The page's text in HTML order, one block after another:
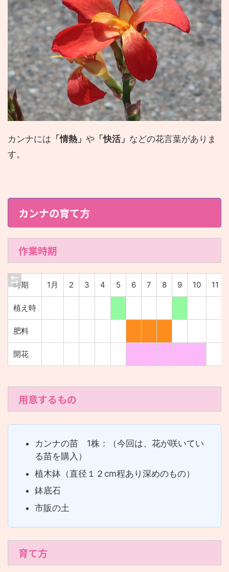
カンナには 「情熱」 や 「快活」 などの花言葉がありま
す。
カンナの育て方
作業時期
時期 1月 2 3 4 5 6 7 8 9 10 11
植え時
肥料
開花
用意するもの
カンナの苗 1株：（今回は、花が咲いてい
る苗を購入）
植木鉢（直径１２cm程あり深めのもの）
鉢底石
市販の土
育て方